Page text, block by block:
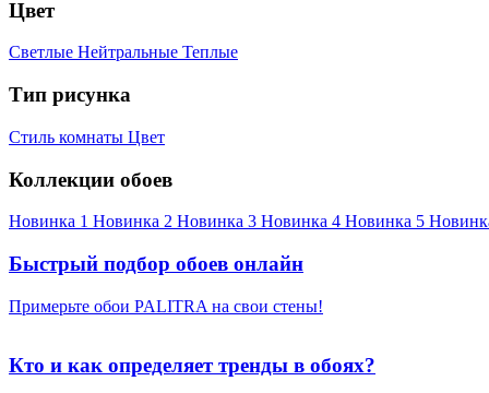
Цвет
Светлые Нейтральные Теплые
Тип рисунка
Стиль комнаты Цвет
Коллекции обоев
Новинка 1 Новинка 2 Новинка 3 Новинка 4 Новинка 5
Быстрый подбор обоев онлайн
Примерьте обои PALITRA на свои стены!
Кто и как определяет тренды в обоях?